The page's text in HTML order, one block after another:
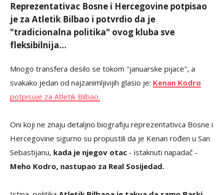
Reprezentativac Bosne i Hercegovine potpisao
je za Atletik Bilbao i potvrdio da je
"tradicionalna politika" ovog kluba sve
fleksibilnija...
Mnogo transfera desilo se tokom "januarske pijace", a
svakako jedan od najzanimljivijih glasio je: Kenan Kodro
potpisuje za Atletik Bilbao.
Oni koji ne znaju detaljno biografiju reprezentativca Bosne i
Hercegovine sigurno su propustili da je Kenan rođen u San
Sebastijanu, kada je njegov otac - istaknuti napadač -
Meho Kodro, nastupao za Real Sosijedad.